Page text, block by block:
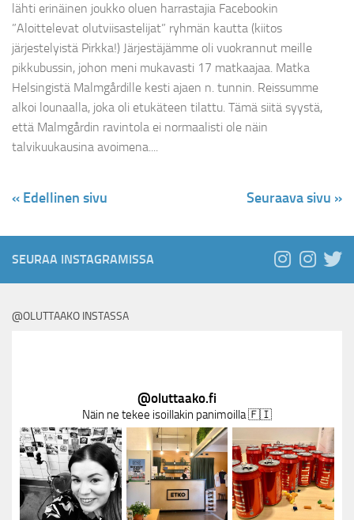
lähti erinäinen joukko oluen harrastajia Facebookin
”Aloittelevat olutviisastelijat” ryhmän kautta (kiitos
järjestelyistä Pirkka!) Järjestäjämme oli vuokrannut meille
pikkubussin, johon meni mukavasti 17 matkaajaa. Matka
Helsingistä Malmgårdille kesti ajaen n. tunnin. Reissumme
alkoi lounaalla, joka oli etukäteen tilattu. Tämä siitä syystä,
että Malmgårdin ravintola ei normaalisti ole näin
talvikuukausina avoimena....
« Edellinen sivu Seuraava sivu »
SEURAA INSTAGRAMISSA
@OLUTTAAKO INSTASSA
@oluttaako.fi
Näin ne tekee isoillakin panimoilla 🇫🇮